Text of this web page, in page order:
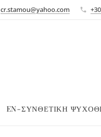
cr.stamou@yahoo.com
EN-ΣΥΝΘΕΤΙΚΗ